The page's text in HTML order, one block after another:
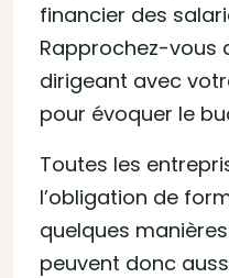
financier des
Rapprochez-vous
dirigeant avec
pour évoquer le
Toutes les
l’obligation de
quelques
peuvent donc